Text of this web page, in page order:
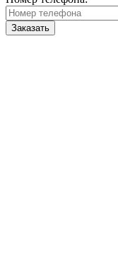
Заказать